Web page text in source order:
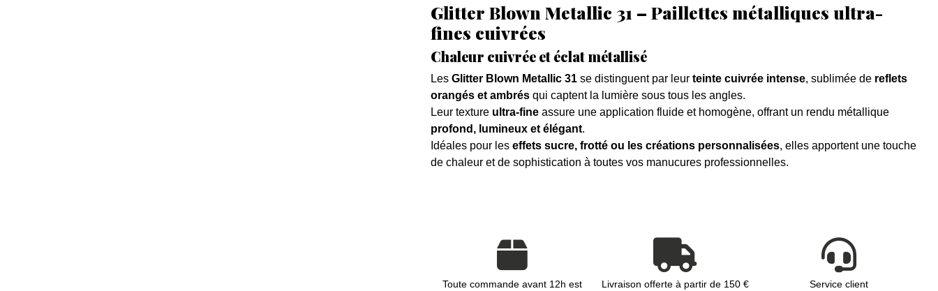
Glitter Blown Metallic 31 – Paillettes métalliques ultra-
fines cuivrées
Chaleur cuivrée et éclat métallisé
Les Glitter Blown Metallic 31se distinguent par leur teinte cuivrée intense, sublimée de reflets
orangés et ambrésqui captent la lumière sous tous les angles.
Leur texture ultra-fineassure une application fluide et homogène, offrant un rendu métallique
profond, lumineux et élégant.
Idéales pour les effets sucre, frotté ou les créations personnalisées, elles apportent une touche
de chaleur et de sophistication à toutes vos manucures professionnelles.
Toute commande avant 12h est
Livraison offerte à partir de 150 €
Service client